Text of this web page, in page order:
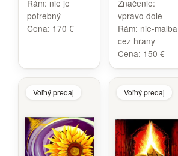
Rám: nie je
potrebný
Cena: 170 €
Značenie:
vpravo dole
Rám: nie-malba
cez hrany
Cena: 150 €
Voľný predaj Voľný predaj